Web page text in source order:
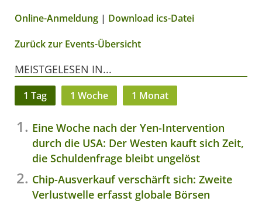
Online-Anmeldung | Download ics-Datei
Zurück zur Events-Übersicht
MEISTGELESEN IN...
1 Tag 1 Woche 1 Monat
Eine Woche nach der Yen-Intervention
durch die USA: Der Westen kauft sich Zeit,
die Schuldenfrage bleibt ungelöst
Chip-Ausverkauf verschärft sich: Zweite
Verlustwelle erfasst globale Börsen